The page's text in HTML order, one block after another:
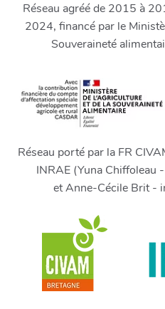
Réseau agréé de 2015 à
2024, financé par le
Souveraineté
Réseau porté par la FR
INRAE (Yuna Chiffoleau
et Anne-Cécile Brit -